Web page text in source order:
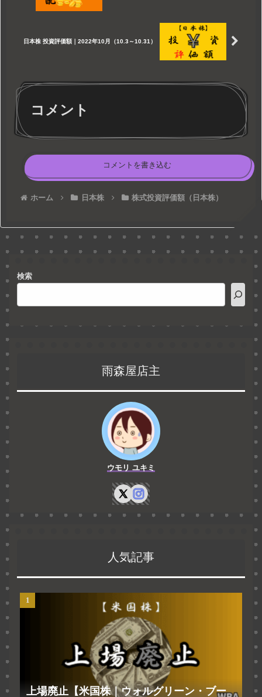
日本株 投資評価額｜2022年10月（10.3～10.31）
コメント
コメントを書き込む
ホーム 日本株 株式投資評価額（日本株）
検索
雨森屋店主
ウモリ ユキミ
人気記事
上場廃止【米国株｜ウォルグリーン・ブー